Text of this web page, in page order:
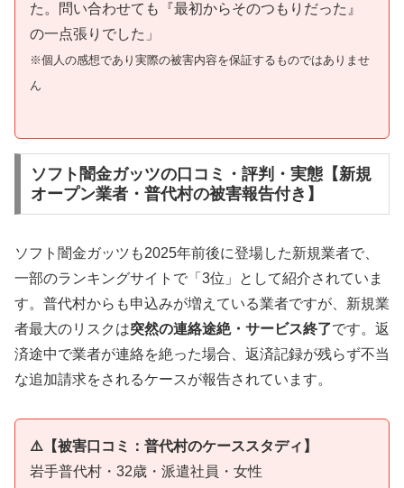
た。問い合わせても『最初からそのつもりだった』
の一点張りでした」
※個人の感想であり実際の被害内容を保証するものではありませ
ん
ソフト闇金ガッツの口コミ・評判・実態【新規
オープン業者・普代村の被害報告付き】
ソフト闇金ガッツも2025年前後に登場した新規業者で、
一部のランキングサイトで「3位」として紹介されていま
す。普代村からも申込みが増えている業者ですが、新規業
者最大のリスクは突然の連絡途絶・サービス終了です。返
済途中で業者が連絡を絶った場合、返済記録が残らず不当
な追加請求をされるケースが報告されています。
⚠️【被害口コミ：普代村のケーススタディ】
岩手普代村・32歳・派遣社員・女性